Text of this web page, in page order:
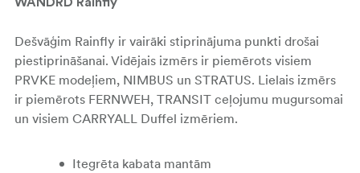
WANDRD Rainfly
Dešvāģim Rainfly ir vairāki stiprinājuma punkti drošai
piestiprināšanai. Vidējais izmērs ir piemērots visiem
PRVKE modeļiem, NIMBUS un STRATUS. Lielais izmērs
ir piemērots FERNWEH, TRANSIT ceļojumu mugursomai
un visiem CARRYALL Duffel izmēriem.
Itegrēta kabata mantām